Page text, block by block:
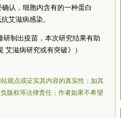
认，细胞内含有的一种蛋白
艾滋病感染。
制出疫苗，本次研究结果有助
滋病研究或有突破》）
观点或证实其内容的真实性；如其
版权等法律责任；作者如果不希望